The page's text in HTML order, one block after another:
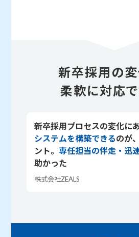
新卒採用の変
柔軟に対応で
新卒採用プロセスの変化に
システムを構築できるのが
ント。 専任担当の伴走・迅
助かった
株式会社ZEALS